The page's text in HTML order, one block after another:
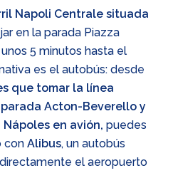
Napoli Centrale situada
en la parada Piazza
5 minutos hasta el
es el autobús: desde
que tomar la línea
parada Acton-Beverello y
Nápoles en avión, puedes
con Alibus, un autobús
el aeropuerto